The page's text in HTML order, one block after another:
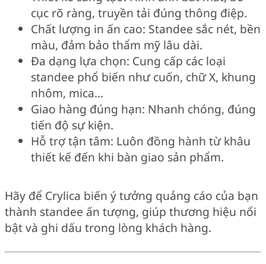
cục rõ ràng, truyền tải đúng thông điệp.
Chất lượng in ấn cao: Standee sắc nét, bền
màu, đảm bảo thẩm mỹ lâu dài.
Đa dạng lựa chọn: Cung cấp các loại
standee phổ biến như cuốn, chữ X, khung
nhôm, mica…
Giao hàng đúng hạn: Nhanh chóng, đúng
tiến độ sự kiện.
Hỗ trợ tận tâm: Luôn đồng hành từ khâu
thiết kế đến khi bàn giao sản phẩm.
Hãy để Crylica biến ý tưởng quảng cáo của bạn
thành standee ấn tượng, giúp thương hiệu nổi
bật và ghi dấu trong lòng khách hàng.